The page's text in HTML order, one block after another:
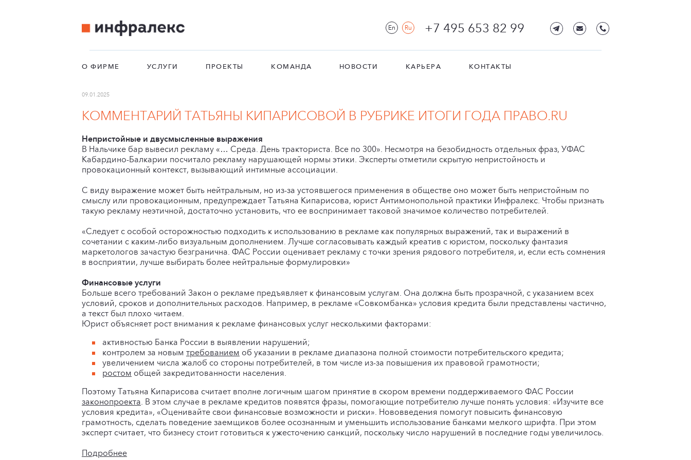
En Ru +7 495 653 82 99
О ФИРМЕ УСЛУГИ ПРОЕКТЫ КОМАНДА НОВОСТИ КАРЬЕРА КОНТАКТЫ
09.01.2025
КОММЕНТАРИЙ ТАТЬЯНЫ КИПАРИСОВОЙ В РУБРИКЕ ИТОГИ ГОДА ПРАВО.RU
Непристойные и двусмысленные выражения
В Нальчике бар вывесил рекламу «… Среда. День тракториста. Все по 300». Несмотря на безобидность отдельных фраз, УФАС
Кабардино-Балкарии посчитало рекламу нарушающей нормы этики. Эксперты отметили скрытую непристойность и
провокационный контекст, вызывающий интимные ассоциации.
С виду выражение может быть нейтральным, но из-за устоявшегося применения в обществе оно может быть непристойным по
смыслу или провокационным, предупреждает Татьяна Кипарисова, юрист Антимонопольной практики Инфралекс. Чтобы признать
такую рекламу неэтичной, достаточно установить, что ее воспринимает таковой значимое количество потребителей.
«Следует с особой осторожностью подходить к использованию в рекламе как популярных выражений, так и выражений в
сочетании с каким-либо визуальным дополнением. Лучше согласовывать каждый креатив с юристом, поскольку фантазия
маркетологов зачастую безгранична. ФАС России оценивает рекламу с точки зрения рядового потребителя, и, если есть сомнения
в восприятии, лучше выбирать более нейтральные формулировки»
Финансовые услуги
Больше всего требований Закон о рекламе предъявляет к финансовым услугам. Она должна быть прозрачной, с указанием всех
условий, сроков и дополнительных расходов. Например, в рекламе «Совкомбанка» условия кредита были представлены частично,
а текст был плохо читаем.
Юрист объясняет рост внимания к рекламе финансовых услуг несколькими факторами:
активностью Банка России в выявлении нарушений;
контролем за новым требованием об указании в рекламе диапазона полной стоимости потребительского кредита;
увеличением числа жалоб со стороны потребителей, в том числе из-за повышения их правовой грамотности;
ростом общей закредитованности населения.
Поэтому Татьяна Кипарисова считает вполне логичным шагом принятие в скором времени поддерживаемого ФАС России
законопроекта. В этом случае в рекламе кредитов появятся фразы, помогающие потребителю лучше понять условия: «Изучите все
условия кредита», «Оценивайте свои финансовые возможности и риски». Нововведения помогут повысить финансовую
грамотность, сделать поведение заемщиков более осознанным и уменьшить использование банками мелкого шрифта. При этом
эксперт считает, что бизнесу стоит готовиться к ужесточению санкций, поскольку число нарушений в последние годы увеличилось.
Подробнее